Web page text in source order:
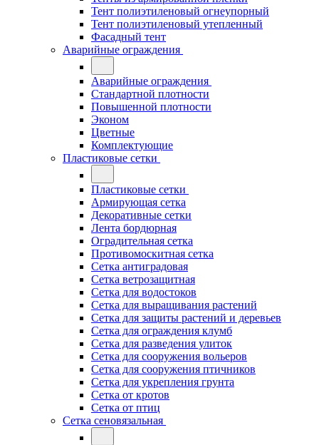
Тент полиэтиленовый огнеупорный
Тент полиэтиленовый утепленный
Фасадный тент
Аварийные ограждения
Аварийные ограждения
Стандартной плотности
Повышенной плотности
Эконом
Цветные
Комплектующие
Пластиковые сетки
Пластиковые сетки
Армирующая сетка
Декоративные сетки
Лента бордюрная
Оградительная сетка
Противомоскитная сетка
Сетка антиградовая
Сетка ветрозащитная
Сетка для водостоков
Сетка для выращивания растений
Сетка для защиты растений и деревьев
Сетка для ограждения клумб
Сетка для разведения улиток
Сетка для сооружения вольеров
Сетка для сооружения птичников
Сетка для укрепления грунта
Сетка от кротов
Сетка от птиц
Сетка сеновязальная